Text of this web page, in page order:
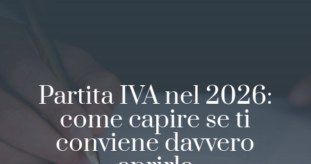
Partita IVA nel 2026:
come capire se ti
conviene davvero